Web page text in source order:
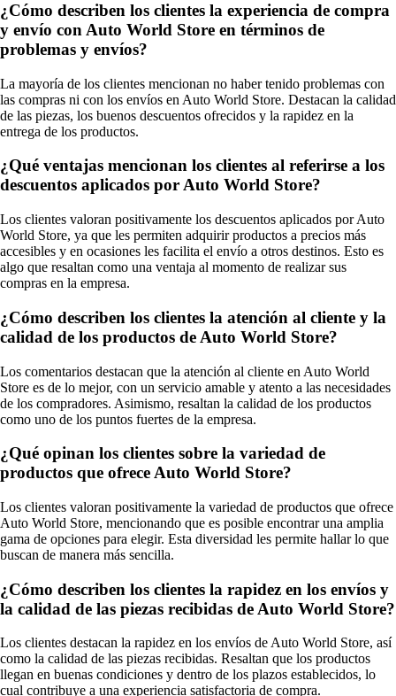
¿Cómo describen los clientes la experiencia de compra
y envío con Auto World Store en términos de
problemas y envíos?
La mayoría de los clientes mencionan no haber tenido problemas con
las compras ni con los envíos en Auto World Store. Destacan la calidad
de las piezas, los buenos descuentos ofrecidos y la rapidez en la
entrega de los productos.
¿Qué ventajas mencionan los clientes al referirse a los
descuentos aplicados por Auto World Store?
Los clientes valoran positivamente los descuentos aplicados por Auto
World Store, ya que les permiten adquirir productos a precios más
accesibles y en ocasiones les facilita el envío a otros destinos. Esto es
algo que resaltan como una ventaja al momento de realizar sus
compras en la empresa.
¿Cómo describen los clientes la atención al cliente y la
calidad de los productos de Auto World Store?
Los comentarios destacan que la atención al cliente en Auto World
Store es de lo mejor, con un servicio amable y atento a las necesidades
de los compradores. Asimismo, resaltan la calidad de los productos
como uno de los puntos fuertes de la empresa.
¿Qué opinan los clientes sobre la variedad de
productos que ofrece Auto World Store?
Los clientes valoran positivamente la variedad de productos que ofrece
Auto World Store, mencionando que es posible encontrar una amplia
gama de opciones para elegir. Esta diversidad les permite hallar lo que
buscan de manera más sencilla.
¿Cómo describen los clientes la rapidez en los envíos y
la calidad de las piezas recibidas de Auto World Store?
Los clientes destacan la rapidez en los envíos de Auto World Store, así
como la calidad de las piezas recibidas. Resaltan que los productos
llegan en buenas condiciones y dentro de los plazos establecidos, lo
cual contribuye a una experiencia satisfactoria de compra.